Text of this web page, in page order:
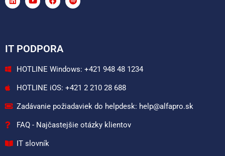
IT PODPORA
HOTLINE Windows: +421 948 48 1234
HOTLINE iOS: +421 2 210 28 688
Zadávanie požiadaviek do helpdesk: help@alfapro.sk
FAQ - Najčastejšie otázky klientov
IT slovník